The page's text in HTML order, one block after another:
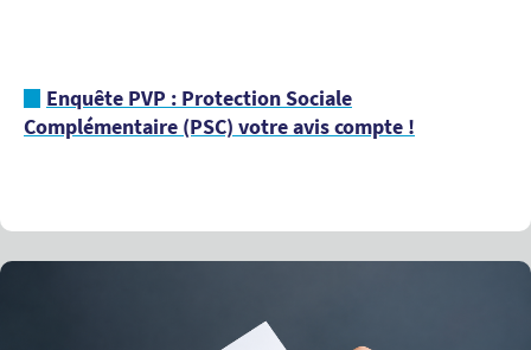
Enquête PVP : Protection Sociale
Complémentaire (PSC) votre avis compte !